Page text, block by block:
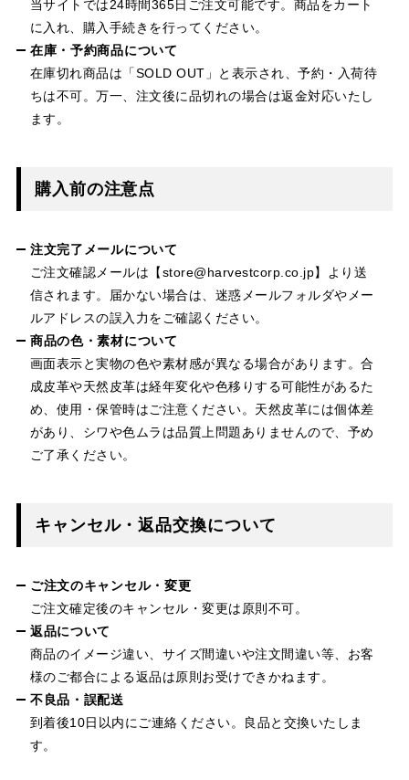
当サイトでは24時間365日ご注文可能です。商品をカート
に入れ、購入手続きを行ってください。
在庫・予約商品について
在庫切れ商品は「SOLD OUT」と表示され、予約・入荷待
ちは不可。万一、注文後に品切れの場合は返金対応いたし
ます。
購入前の注意点
注文完了メールについて
ご注文確認メールは【store@harvestcorp.co.jp】より送
信されます。届かない場合は、迷惑メールフォルダやメー
ルアドレスの誤入力をご確認ください。
商品の色・素材について
画面表示と実物の色や素材感が異なる場合があります。合
成皮革や天然皮革は経年変化や色移りする可能性があるた
め、使用・保管時はご注意ください。天然皮革には個体差
があり、シワや色ムラは品質上問題ありませんので、予め
ご了承ください。
キャンセル・返品交換について
ご注文のキャンセル・変更
ご注文確定後のキャンセル・変更は原則不可。
返品について
商品のイメージ違い、サイズ間違いや注文間違い等、お客
様のご都合による返品は原則お受けできかねます。
不良品・誤配送
到着後10日以内にご連絡ください。良品と交換いたしま
す。